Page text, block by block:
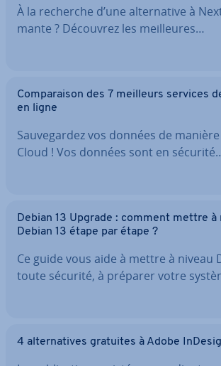
À la recherche d’une al­ter­na­tive à
mante ? Découvrez les meil­leures…
Com­pa­rai­son des 7 meilleurs services
en ligne
Sau­ve­gar­dez vos données de
Cloud ! Vos données sont en
Debian 13 Upgrade : comment mettre à
Debian 13 étape par étape ?
Ce guide vous aide à mettre à niveau
toute sécurité, à préparer votre
4 al­ter­na­tives gratuites à Adobe